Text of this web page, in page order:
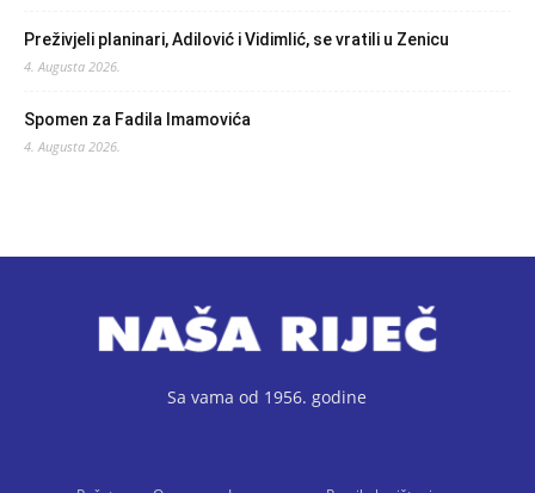
Preživjeli planinari, Adilović i Vidimlić, se vratili u Zenicu
4. Augusta 2026.
Spomen za Fadila Imamovića
4. Augusta 2026.
Sa vama od 1956. godine